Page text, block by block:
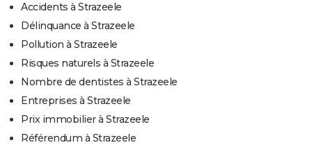
Accidents à Strazeele
Délinquance à Strazeele
Pollution à Strazeele
Risques naturels à Strazeele
Nombre de dentistes à Strazeele
Entreprises à Strazeele
Prix immobilier à Strazeele
Référendum à Strazeele